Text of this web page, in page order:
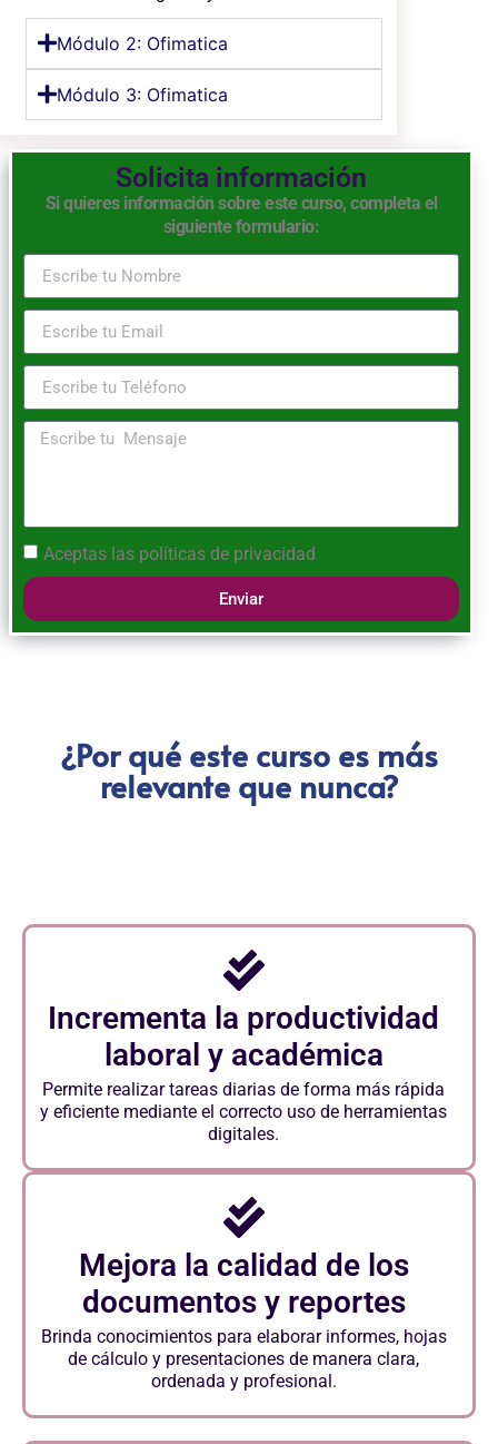
Módulo 2: Ofimatica
Módulo 3: Ofimatica
Solicita información
Si quieres información sobre este curso, completa el
siguiente formulario:
Aceptas las políticas de privacidad
Enviar
¿Por qué este curso es más
relevante que nunca?
Incrementa la productividad
laboral y académica
Permite realizar tareas diarias de forma más rápida
y eficiente mediante el correcto uso de herramientas
digitales.
Mejora la calidad de los
documentos y reportes
Brinda conocimientos para elaborar informes, hojas
de cálculo y presentaciones de manera clara,
ordenada y profesional.